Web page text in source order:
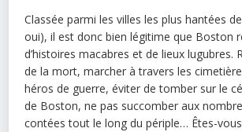
Classée parmi les villes les plus hantées
oui), il est donc bien légitime que Boston
d’histoires macabres et de lieux lugubres.
de la mort, marcher à travers les
héros de guerre, éviter de tomber sur le
de Boston, ne pas succomber aux
contées tout le long du périple… Êtes-